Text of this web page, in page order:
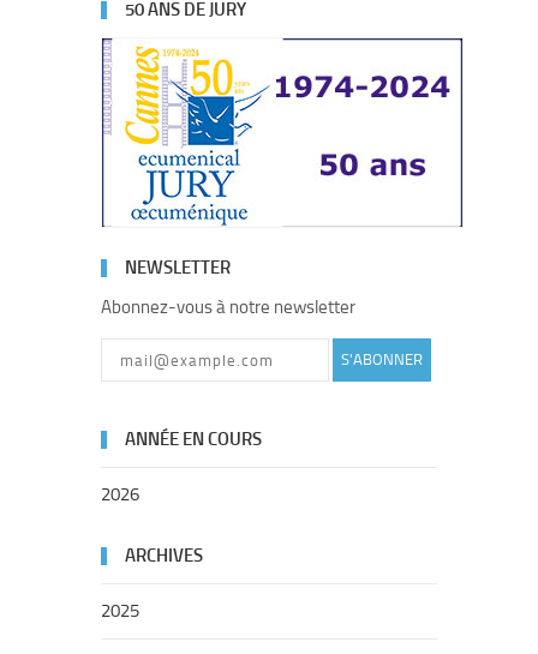
50 ANS DE JURY
NEWSLETTER
Abonnez-vous à notre newsletter
S'ABONNER
ANNÉE EN COURS
2026
ARCHIVES
2025